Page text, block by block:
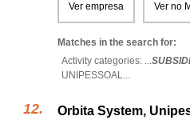
Ver empresa Ver no
Matches in the search for:
Activity categories: ...
UNIPESSOAL...
Orbita System,